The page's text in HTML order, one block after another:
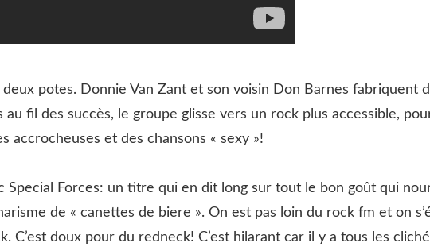
deux potes. Donnie Van Zant et son voisin Don Barnes fabriquent
fil des succès, le groupe glisse vers un rock plus accessible,
accrocheuses et des chansons « sexy »!
Special Forces: un titre qui en dit long sur tout le bon goût qui
de « canettes de biere ». On est pas loin du rock fm et on
C’est doux pour du redneck! C’est hilarant car il y a tous les